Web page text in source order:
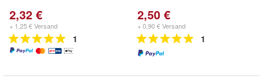
2,32 €
+ 1,25 € Versand
1
2,50 €
+ 0,90 € Versand
1